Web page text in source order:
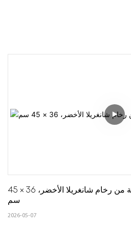
طاولة جانبية فاخرة منحوتة من رخام شانغريلا الأخضر، 36 × 45
سم
2026-05-07